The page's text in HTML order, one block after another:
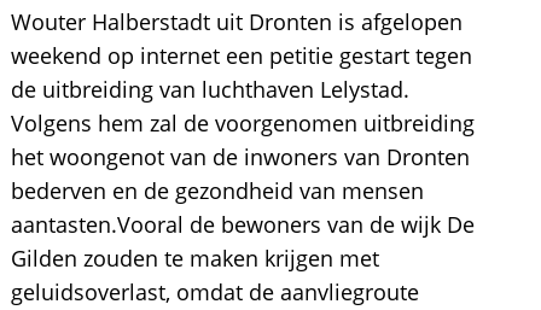
Wouter Halberstadt uit Dronten is afgelopen
weekend op internet een petitie gestart tegen
de uitbreiding van luchthaven Lelystad.
Volgens hem zal de voorgenomen uitbreiding
het woongenot van de inwoners van Dronten
bederven en de gezondheid van mensen
aantasten.Vooral de bewoners van de wijk De
Gilden zouden te maken krijgen met
geluidsoverlast, omdat de aanvliegroute